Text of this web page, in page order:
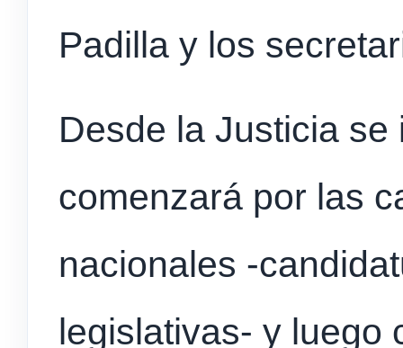
Padilla y los
Desde la Justicia
comenzará por las
nacionales -
legislativas- y luego